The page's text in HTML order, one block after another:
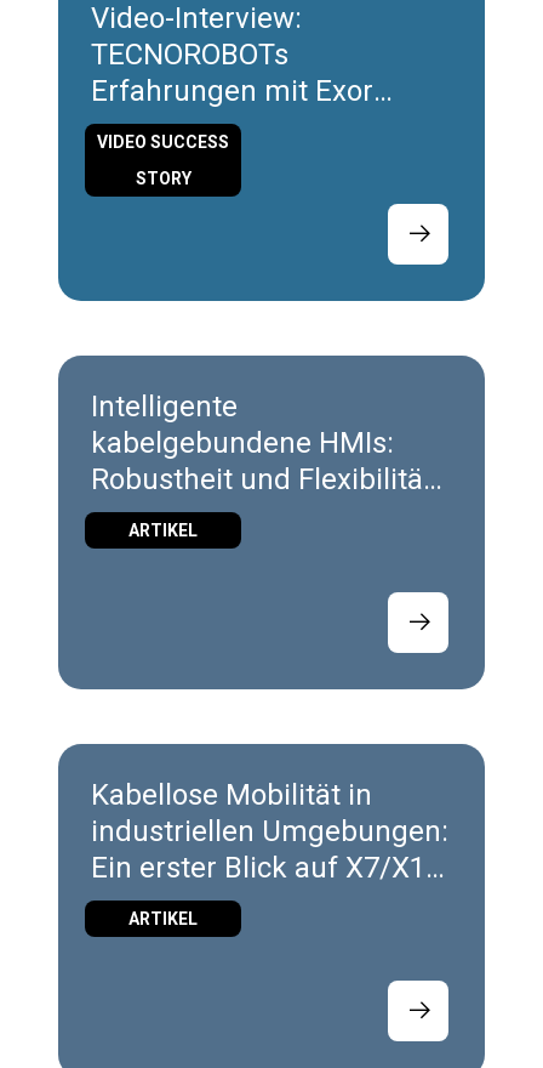
Video-Interview:
TECNOROBOTs
Erfahrungen mit Exor
International
VIDEO SUCCESS
STORY
Intelligente
kabelgebundene HMIs:
Robustheit und Flexibilität
vereint in X7 und X10
ARTIKEL
Kabellose Mobilität in
industriellen Umgebungen:
Ein erster Blick auf X7/X10
Wireless
ARTIKEL